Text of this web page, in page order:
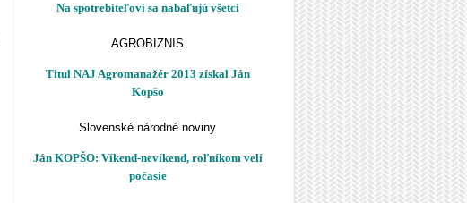
Na spotrebiteľovi sa nabaľujú všetci
AGROBIZNIS
Titul NAJ Agromanažér 2013 získal Ján
Kopšo
Slovenské národné noviny
Ján KOPŠO: Víkend-nevíkend, roľníkom velí
počasie